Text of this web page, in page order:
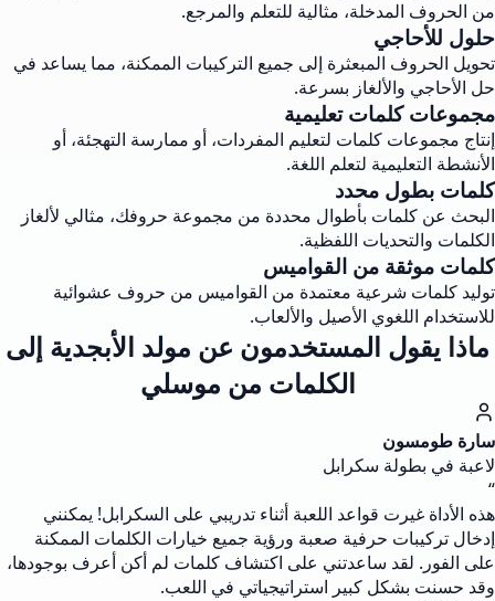
من الحروف المدخلة، مثالية للتعلم والمرجع.
حلول للأحاجي
تحويل الحروف المبعثرة إلى جميع التركيبات الممكنة، مما يساعد في
حل الأحاجي والألغاز بسرعة.
مجموعات كلمات تعليمية
إنتاج مجموعات كلمات لتعليم المفردات، أو ممارسة التهجئة، أو
الأنشطة التعليمية لتعلم اللغة.
كلمات بطول محدد
البحث عن كلمات بأطوال محددة من مجموعة حروفك، مثالي لألغاز
الكلمات والتحديات اللفظية.
كلمات موثقة من القواميس
توليد كلمات شرعية معتمدة من القواميس من حروف عشوائية
للاستخدام اللغوي الأصيل والألعاب.
ماذا يقول المستخدمون عن مولد الأبجدية إلى
الكلمات من موسلي
سارة طومسون
لاعبة في بطولة سكرابل
“
هذه الأداة غيرت قواعد اللعبة أثناء تدريبي على السكرابل! يمكنني
إدخال تركيبات حرفية صعبة ورؤية جميع خيارات الكلمات الممكنة
على الفور. لقد ساعدتني على اكتشاف كلمات لم أكن أعرف بوجودها،
وقد حسنت بشكل كبير استراتيجياتي في اللعب.